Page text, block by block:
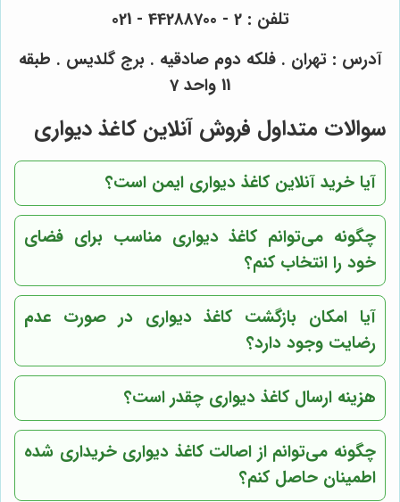
تلفن : 2 - 44288700 - 021
آدرس : تهران . فلکه دوم صادقیه . برج گلدیس . طبقه
11 واحد 7
سوالات متداول فروش آنلاین کاغذ دیواری
آیا خرید آنلاین کاغذ دیواری ایمن است؟
چگونه می‌توانم کاغذ دیواری مناسب برای فضای
خود را انتخاب کنم؟
آیا امکان بازگشت کاغذ دیواری در صورت عدم
رضایت وجود دارد؟
هزینه ارسال کاغذ دیواری چقدر است؟
چگونه می‌توانم از اصالت کاغذ دیواری خریداری شده
اطمینان حاصل کنم؟